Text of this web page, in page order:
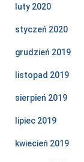
luty 2020
styczeń 2020
grudzień 2019
listopad 2019
sierpień 2019
lipiec 2019
kwiecień 2019